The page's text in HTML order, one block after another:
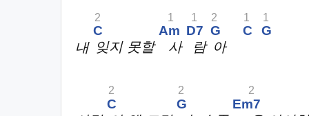
내
C
2
잊지 못할
Am
1
사
D7
1
람
G
2
아
C
1
G
1
C
2
G
2
Em7
2